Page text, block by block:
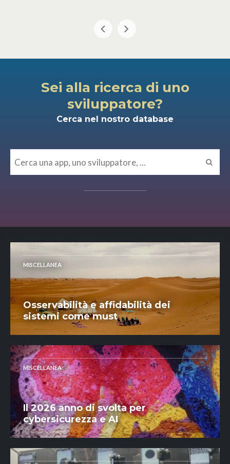
Sei alla ricerca di uno
sviluppatore?
Cerca nel nostro database
MISCELLANEA
Osservabilità e affidabilità dei
sistemi come must
MISCELLANEA
Il 2026 anno di svolta per
cybersicurezza e AI